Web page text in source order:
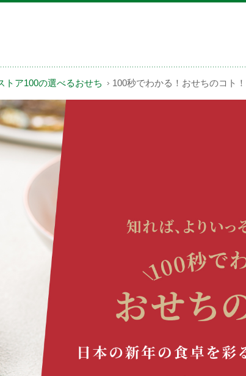
トア100の選べるおせち 100秒でわかる！おせちのコト！